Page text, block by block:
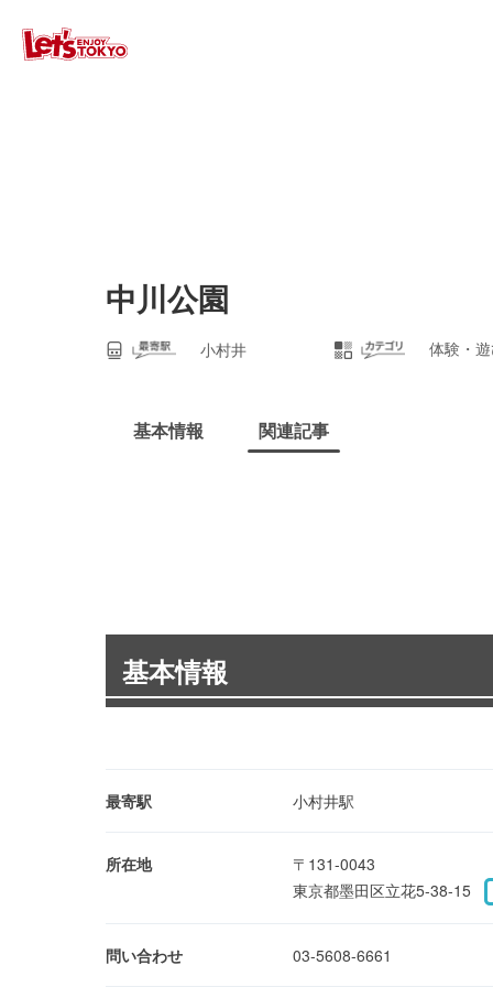
中川公園
小村井 体験・
基本情報 関連記事
基本情報
最寄駅 小村井駅
所在地
〒131-0043
東京都墨田区立花5-38-15
問い合わせ 03-5608-6661